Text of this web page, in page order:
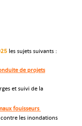
les sujets suivants :
de projets
et suivi de la
fouisseurs
les inondations